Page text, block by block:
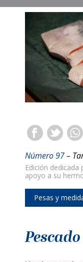
Número 97–
Edición
apoyo a su
Pesas y